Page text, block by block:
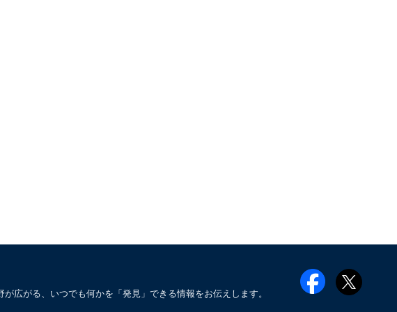
広がる、いつでも何かを「発見」できる情報をお伝えします。